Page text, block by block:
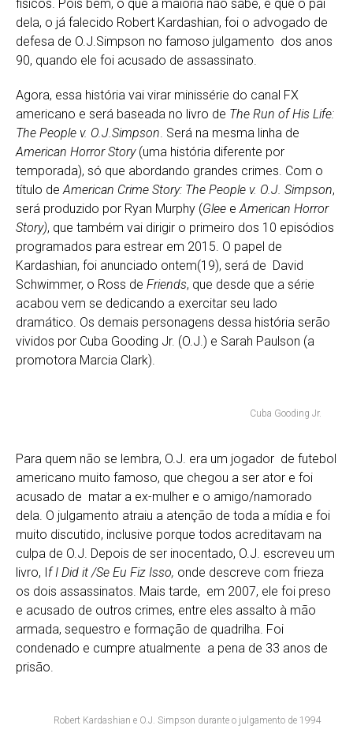
físicos. Pois bem, o que a maioria não sabe, é que o pai
dela, o já falecido Robert Kardashian, foi o advogado de
defesa de O.J.Simpson no famoso julgamento dos anos
90, quando ele foi acusado de assassinato.
Agora, essa história vai virar minissérie do canal FX
americano e será baseada no livro de The Run of His Life:
The People v. O.J.Simpson. Será na mesma linha de
American Horror Story(uma história diferente por
temporada), só que abordando grandes crimes. Com o
título deAmerican Crime Story: The People v. O.J. Simpson,
será produzido por Ryan Murphy (Glee eAmerican Horror
Story), que também vai dirigir o primeiro dos 10 episódios
programados para estrear em 2015. O papel de
Kardashian, foi anunciado ontem(19), será de David
Schwimmer, o Ross de Friends, que desde que a série
acabou vem se dedicando a exercitar seu lado
dramático. Os demais personagens dessa história serão
vividos por Cuba Gooding Jr. (O.J.) e Sarah Paulson (a
promotora Marcia Clark).
Cuba Gooding Jr.
Para quem não se lembra, O.J. era um jogador de futebol
americano muito famoso, que chegou a ser ator e foi
acusado de matar a ex-mulher e o amigo/namorado
dela. O julgamento atraiu a atenção de toda a mídia e foi
muito discutido, inclusive porque todos acreditavam na
culpa de O.J. Depois de ser inocentado, O.J. escreveu um
livro, I f I Did it /Se Eu Fiz Isso, onde descreve com frieza
os dois assassinatos. Mais tarde, em 2007, ele foi preso
e acusado de outros crimes, entre eles assalto à mão
armada, sequestro e formação de quadrilha. Foi
condenado e cumpre atualmente a pena de 33 anos de
prisão.
Robert Kardashian e O.J. Simpson durante o julgamento de 1994